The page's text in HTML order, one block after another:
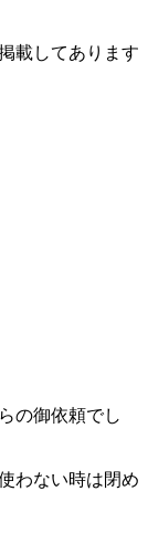
載してあります
の御依頼でし
わない時は閉め